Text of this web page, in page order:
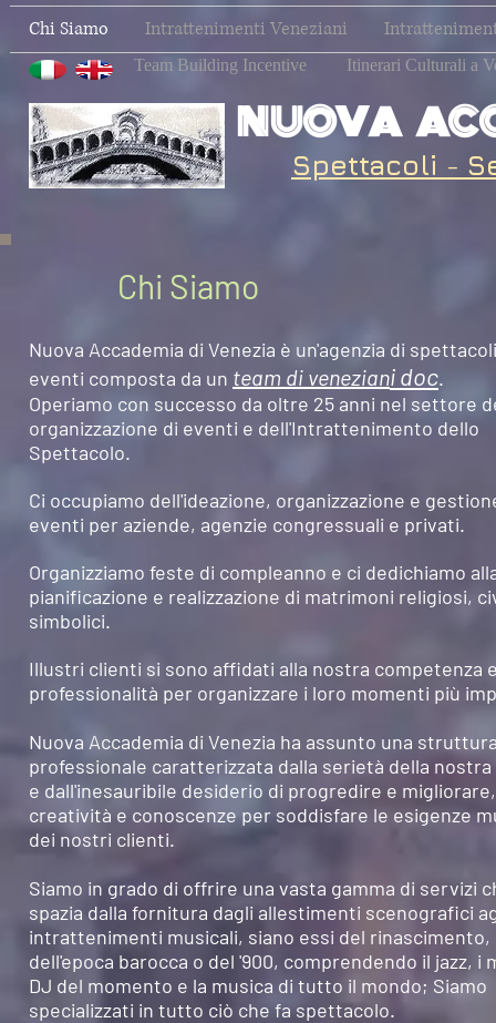
Chi Siamo Intrattenimenti Veneziani
Team Building Incentive Itinerari Culturali a
NUOVA
Spettacoli -
Chi Siamo
Nuova Accademia di Venezia è un'agenzia di
eventi composta da un team di veneziani doc.
Operiamo con successo da oltre 25 anni nel settore
organizzazione di eventi e dell'Intrattenimento dello
Spettacolo.
Ci occupiamo dell'ideazione, organizzazione e
eventi per aziende, agenzie congressuali e privati.
Organizziamo feste di compleanno e ci dedichiamo
pianificazione e realizzazione di matrimoni religiosi,
simbolici.
Illustri clienti si sono affidati alla nostra competenza
professionalità per organizzare i loro momenti più
Nuova Accademia di Venezia ha assunto una
professionale caratterizzata dalla serietà della nostra
e dall'inesauribile desiderio di progredire e
creatività e conoscenze per soddisfare le esigenze
dei nostri clienti.
Siamo in grado di offrire una vasta gamma di servizi
spazia dalla fornitura dagli allestimenti scenografici
intrattenimenti musicali, siano essi del rinascimento,
dell'epoca barocca o del '900, comprendendo il jazz, i
DJ del momento e la musica di tutto il mondo; Siamo
specializzati in tutto ciò che fa spettacolo.